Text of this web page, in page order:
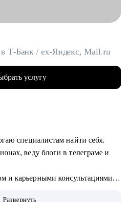
Т-Банк / ex-Яндекс, Mail.ru
услугу
специалистам найти себя.
веду блоги в телеграме и
и карьерными консультациями с
Развернуть